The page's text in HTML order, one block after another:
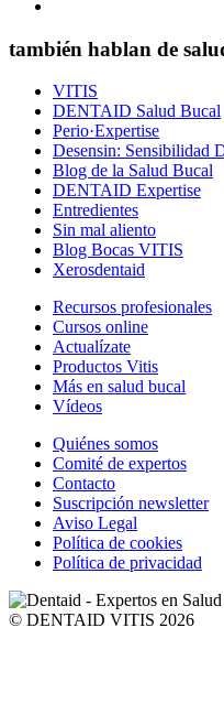
también hablan de
VITIS
DENTAID Salud Bucal
Perio·Expertise
Desensin: Sensibilidad
Blog de la Salud Bucal
DENTAID Expertise
Entredientes
Sin mal aliento
Blog Bocas VITIS
Xerosdentaid
Recursos profesionales
Cursos online
Actualízate
Productos Vitis
Más en salud bucal
Vídeos
Quiénes somos
Comité de expertos
Contacto
Suscripción newsletter
Aviso Legal
Política de cookies
Política de privacidad
© DENTAID VITIS 2026